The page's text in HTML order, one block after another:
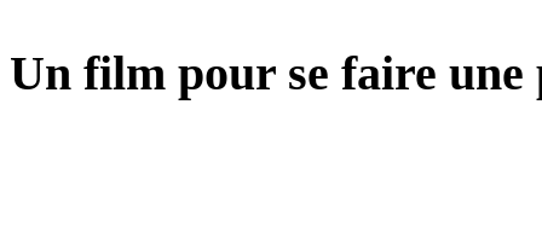
Un film pour se faire une